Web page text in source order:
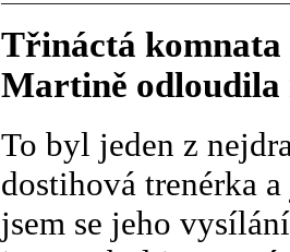
Třináctá
Martině odloudila
To byl jeden z
dostihová trenérka
jsem se jeho